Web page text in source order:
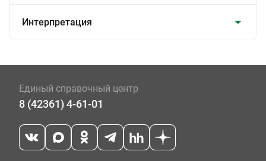
Интерпретация
Единый справочный центр
8 (42361) 4-61-01